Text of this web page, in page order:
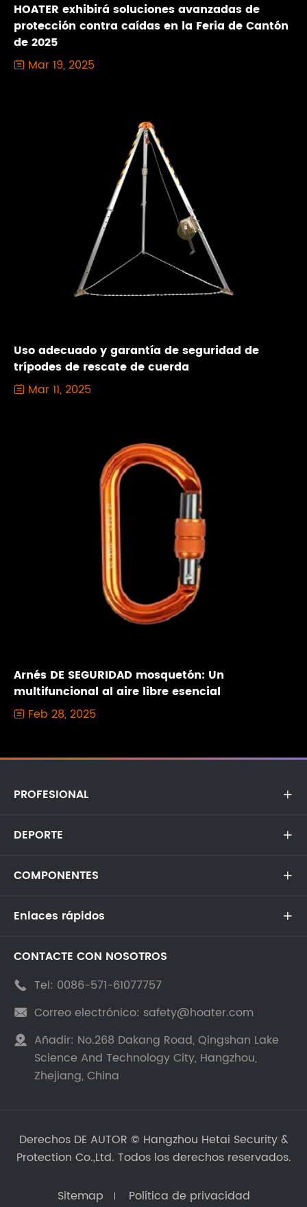
HOATER exhibirá soluciones avanzadas de
protección contra caídas en la Feria de Cantón
de 2025
 Mar 19, 2025
Uso adecuado y garantía de seguridad de
trípodes de rescate de cuerda
 Mar 11, 2025
Arnés DE SEGURIDAD mosquetón: Un
multifuncional al aire libre esencial
 Feb 28, 2025
PROFESIONAL 
DEPORTE 
COMPONENTES 
Enlaces rápidos 
CONTACTE CON NOSOTROS
 Tel: 0086-571-61077757
 Correo electrónico: safety@hoater.com
 Añadir: No.268 Dakang Road, Qingshan Lake
Science And Technology City, Hangzhou,
Zhejiang, China
Derechos DE AUTOR © Hangzhou Hetai Security &
Protection Co.,Ltd. Todos los derechos reservados.
Sitemap Política de privacidad